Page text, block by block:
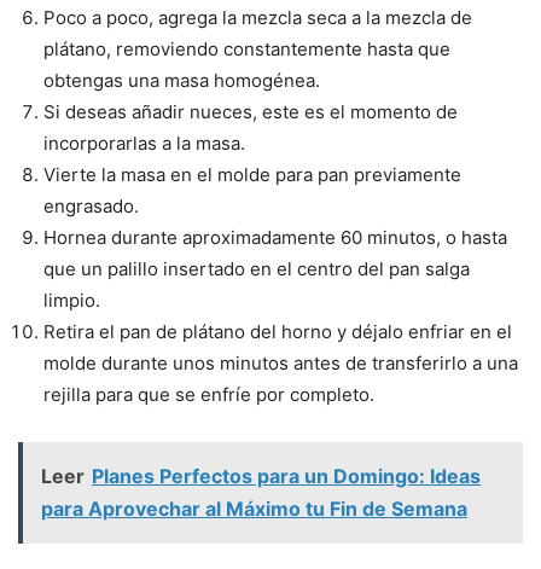
Poco a poco, agrega la mezcla seca a la mezcla de
plátano, removiendo constantemente hasta que
obtengas una masa homogénea.
Si deseas añadir nueces, este es el momento de
incorporarlas a la masa.
Vierte la masa en el molde para pan previamente
engrasado.
Hornea durante aproximadamente 60 minutos, o hasta
que un palillo insertado en el centro del pan salga
limpio.
Retira el pan de plátano del horno y déjalo enfriar en el
molde durante unos minutos antes de transferirlo a una
rejilla para que se enfríe por completo.
Leer Planes Perfectos para un Domingo: Ideas
para Aprovechar al Máximo tu Fin de Semana